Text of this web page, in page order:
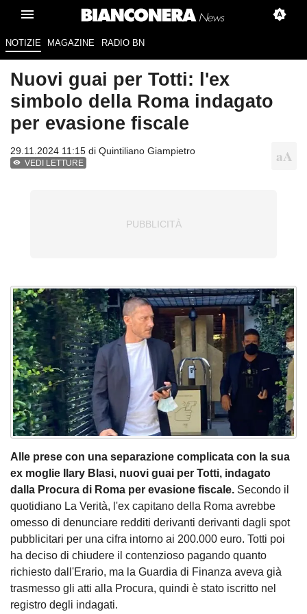
NOTIZIE MAGAZINE RADIO BN
Nuovi guai per Totti: l'ex
simbolo della Roma indagato
per evasione fiscale
29.11.2024 11:15 di Quintiliano Giampietro
VEDI LETTURE
Alle prese con una separazione complicata con la sua
ex moglie Ilary Blasi, nuovi guai per Totti, indagato
dalla Procura di Roma per evasione fiscale. Secondo il
quotidiano La Verità, l'ex capitano della Roma avrebbe
omesso di denunciare redditi derivanti derivanti dagli spot
pubblicitari per una cifra intorno ai 200.000 euro. Totti poi
ha deciso di chiudere il contenzioso pagando quanto
richiesto dall'Erario, ma la Guardia di Finanza aveva già
trasmesso gli atti alla Procura, quindi è stato iscritto nel
registro degli indagati.